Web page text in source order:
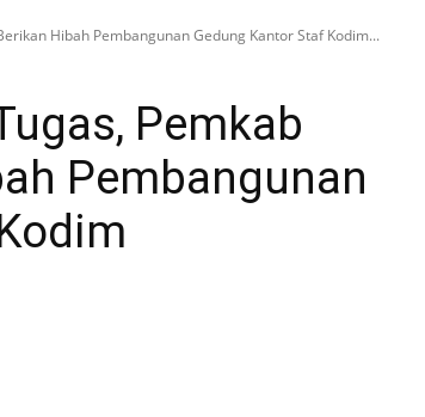
Hibah Pembangunan Gedung Kantor Staf Kodim...
Pemkab
Pembangunan